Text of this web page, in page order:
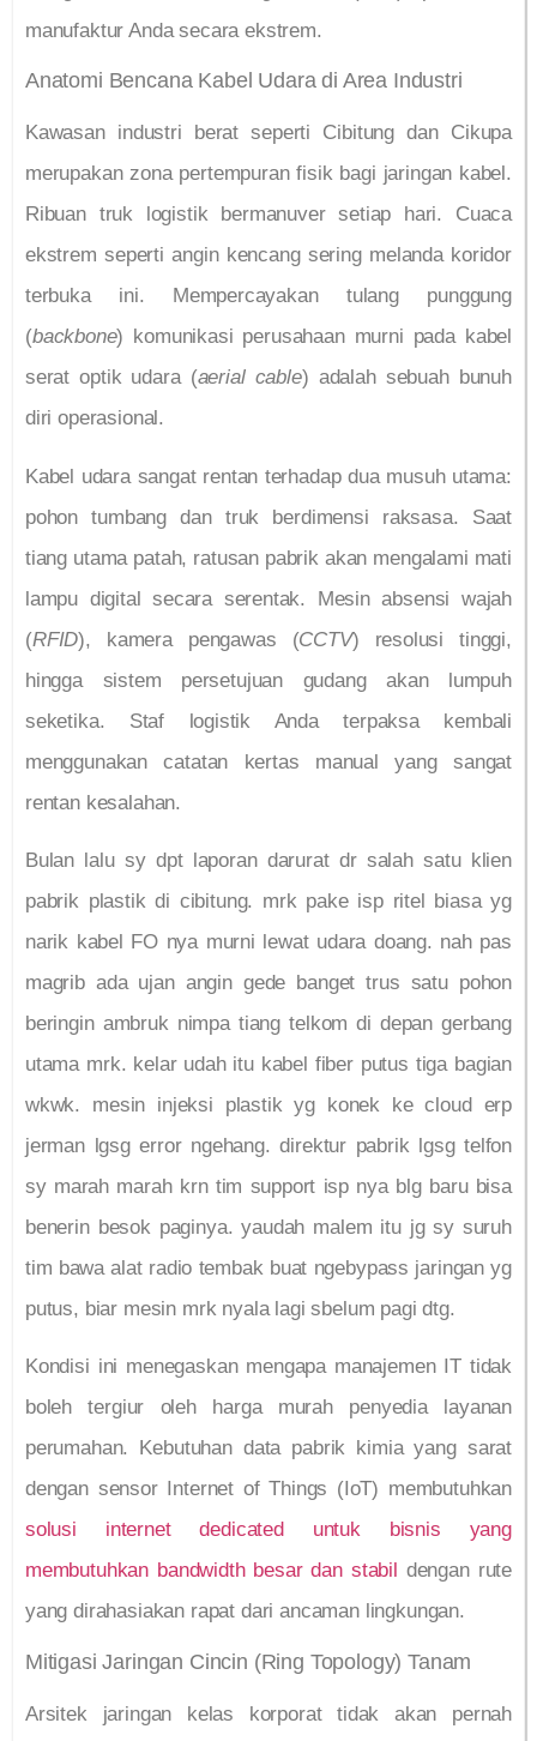
manufaktur Anda secara ekstrem.
Anatomi Bencana Kabel Udara di Area Industri
Kawasan industri berat seperti Cibitung dan Cikupa
merupakan zona pertempuran fisik bagi jaringan kabel.
Ribuan truk logistik bermanuver setiap hari. Cuaca
ekstrem seperti angin kencang sering melanda koridor
terbuka ini. Mempercayakan tulang punggung
(backbone) komunikasi perusahaan murni pada kabel
serat optik udara (aerial cable) adalah sebuah bunuh
diri operasional.
Kabel udara sangat rentan terhadap dua musuh utama:
pohon tumbang dan truk berdimensi raksasa. Saat
tiang utama patah, ratusan pabrik akan mengalami mati
lampu digital secara serentak. Mesin absensi wajah
(RFID), kamera pengawas (CCTV) resolusi tinggi,
hingga sistem persetujuan gudang akan lumpuh
seketika. Staf logistik Anda terpaksa kembali
menggunakan catatan kertas manual yang sangat
rentan kesalahan.
Bulan lalu sy dpt laporan darurat dr salah satu klien
pabrik plastik di cibitung. mrk pake isp ritel biasa yg
narik kabel FO nya murni lewat udara doang. nah pas
magrib ada ujan angin gede banget trus satu pohon
beringin ambruk nimpa tiang telkom di depan gerbang
utama mrk. kelar udah itu kabel fiber putus tiga bagian
wkwk. mesin injeksi plastik yg konek ke cloud erp
jerman lgsg error ngehang. direktur pabrik lgsg telfon
sy marah marah krn tim support isp nya blg baru bisa
benerin besok paginya. yaudah malem itu jg sy suruh
tim bawa alat radio tembak buat ngebypass jaringan yg
putus, biar mesin mrk nyala lagi sbelum pagi dtg.
Kondisi ini menegaskan mengapa manajemen IT tidak
boleh tergiur oleh harga murah penyedia layanan
perumahan. Kebutuhan data pabrik kimia yang sarat
dengan sensor Internet of Things (IoT) membutuhkan
solusi internet dedicated untuk bisnis yang
membutuhkan bandwidth besar dan stabil
dengan rute
yang dirahasiakan rapat dari ancaman lingkungan.
Mitigasi Jaringan Cincin (Ring Topology) Tanam
Arsitek jaringan kelas korporat tidak akan pernah